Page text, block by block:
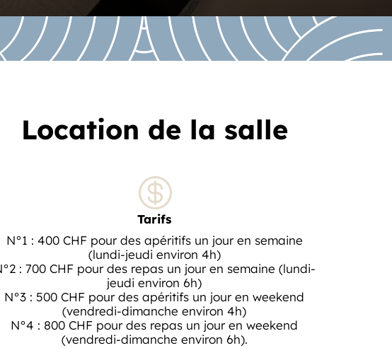
Location de la salle

Tarifs
N°1 : 400 CHF pour des apéritifs un jour en semaine
(lundi-jeudi environ 4h)
: 700 CHF pour des repas un jour en semaine (lundi-
jeudi environ 6h)
N°3 : 500 CHF pour des apéritifs un jour en weekend
(vendredi-dimanche environ 4h)
N°4 : 800 CHF pour des repas un jour en weekend
(vendredi-dimanche environ 6h).